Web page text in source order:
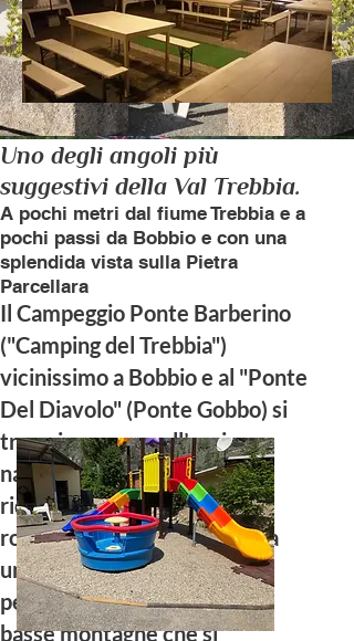
Uno degli angoli più
suggestivi della Val Trebbia.
A pochi metri dal fiume Trebbia e a
pochi passi da Bobbio e con una
splendida vista sulla Pietra
Parcellara
Il Campeggio Ponte Barberino
("Camping del Trebbia")
vicinissimo a Bobbio e al "Ponte
Del Diavolo" (Ponte Gobbo) si
trova immerso nell’oasi
naturale della Valtrebbia a
ridosso della costa a tratti
rocciosa e a tratti coperta da
una fitta foresta posta sui
pendii scoscesi delle alte e
basse montagne che si